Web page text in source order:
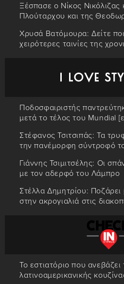
Ξέσπασε ο Νίκος Νικόλιζας
Πλούταρχου και της
Χρυσά Βατόμουρα: Δείτε
χειρότερες ταινίες της
Ποδοσφαιριστής
μετά το τέλος του Mundial
Στέφανος Τσιτσιπάς: Τα
την πανέμορφη σύντροφό
Γιάννης Τσιμιτσέλης: Οι
με τον αδερφό του Λάμπρο
Στέλλα Δημητρίου:
στην ακρογιαλιά στις
Το εστιατόριο που
λατινοαμερικανικής